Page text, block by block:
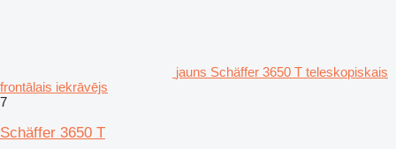
jauns Schäffer 3650 T teleskopiskais
frontālais iekrāvējs
7
Schäffer 3650 T